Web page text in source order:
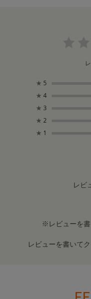
★ 5
★ 4
★ 3
★ 2
★ 1
レビ
※レビューを
レビューを書いて